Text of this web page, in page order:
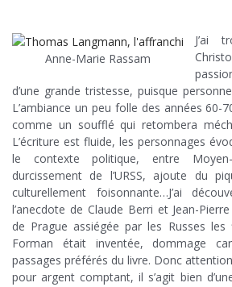
Anne-Marie Rassam
J’ai
d’une grande tristesse, puisque
L’ambiance un peu folle des années 60-
comme un soufflé qui retombera
L’écriture est fluide, les personnages
le contexte politique, entre
durcissement de l’URSS, ajoute du
culturellement foisonnante…J’ai
l’anecdote de Claude Berri et Jean-
de Prague assiégée par les Russes
Forman était inventée, dommage
passages préférés du livre. Donc
pour argent comptant, il s’agit bien